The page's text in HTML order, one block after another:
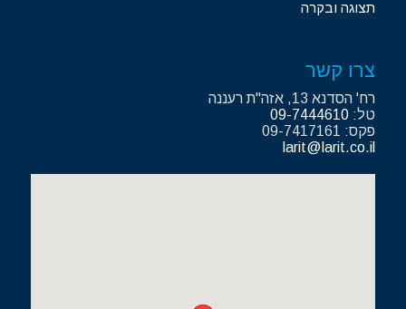
תצוגה ובקרה
צרו קשר
רח' הסדנא 13, אזה"ת רעננה
טל: 09-7444610
פקס: 09-7417161
larit@larit.co.il